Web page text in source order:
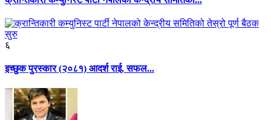
६
इच्छुक पुरस्कार (२०८१) आदर्श राई, सफल...